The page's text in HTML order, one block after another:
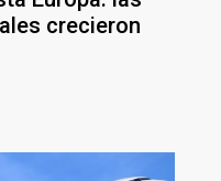
crecieron